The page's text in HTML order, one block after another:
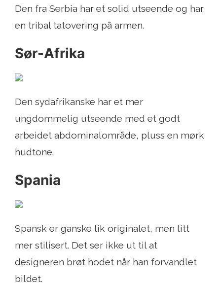
Den fra Serbia har et solid utseende og har
en tribal tatovering på armen.
Sør-Afrika
Den sydafrikanske har et mer
ungdommelig utseende med et godt
arbeidet abdominalområde, pluss en mørk
hudtone.
Spania
Spansk er ganske lik originalet, men litt
mer stilisert. Det ser ikke ut til at
designeren brøt hodet når han forvandlet
bildet.